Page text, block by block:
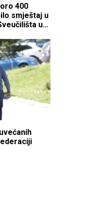
400
smještaj u
u